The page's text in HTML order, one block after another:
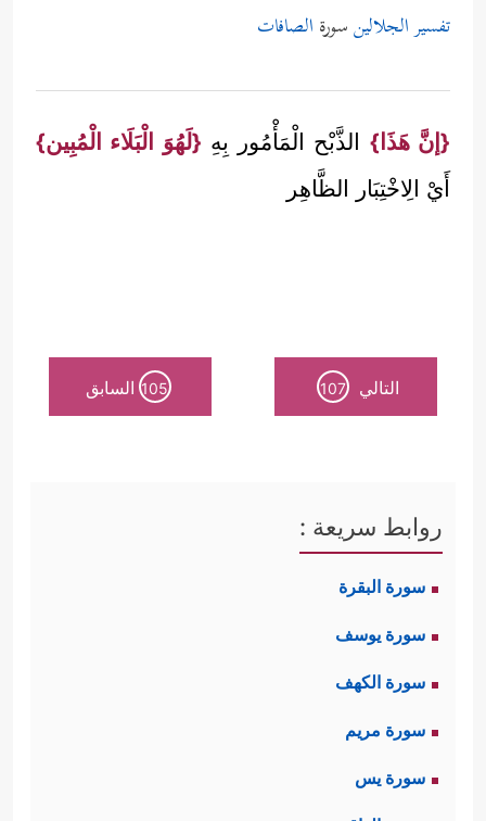
تفسير الجلالينسورة الصافات
{إنَّ هَذَا} الذَّبْح الْمَأْمُور بِهِ {لَهُوَ الْبَلَاء الْمُبِين}
أَيْ الِاخْتِبَار الظَّاهِر
التالي 107
105 السابق
روابط سريعة :
سورة البقرة
سورة يوسف
سورة الكهف
سورة مريم
سورة يس